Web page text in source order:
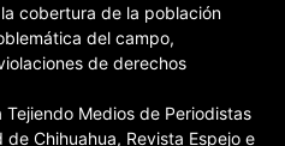
cobertura de la población
del campo,
de derechos
Medios de Periodistas
Chihuahua, Revista Espejo e